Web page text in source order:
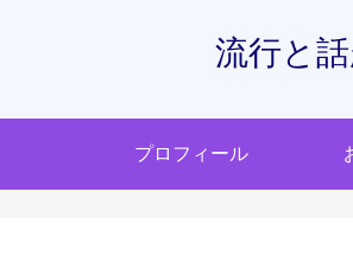
流行と
プロフィール